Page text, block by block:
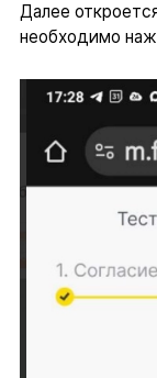
Далее
необходимо